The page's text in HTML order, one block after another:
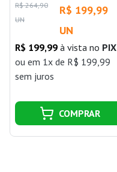
R$ 264,90
UN
R$ 199,99
UN
R$ 199,99 à vista no PIX
ou em 1x de R$ 199,99
sem juros
COMPRAR